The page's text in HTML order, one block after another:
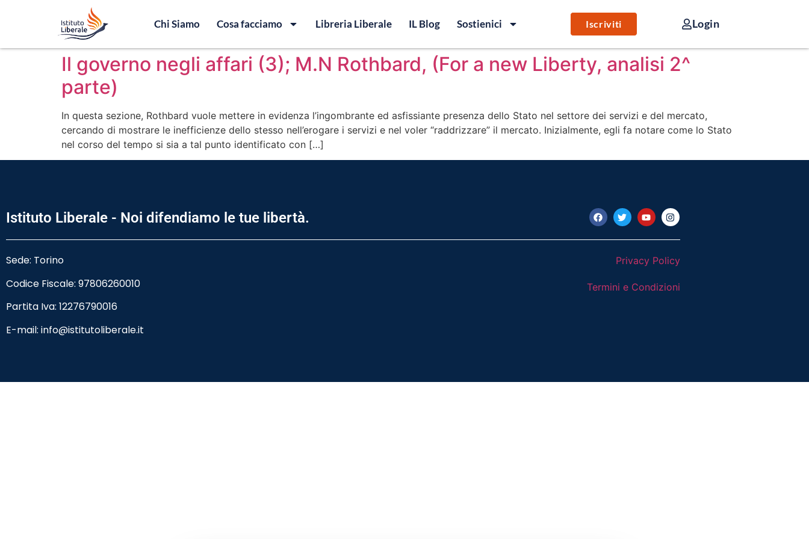
Chi Siamo Cosa facciamo Libreria Liberale IL Blog Sostienici Iscriviti Login
Il governo negli affari (3); M.N Rothbard, (For a new Liberty, analisi 2^
parte)
In questa sezione, Rothbard vuole mettere in evidenza l’ingombrante ed asfissiante presenza dello Stato nel settore dei servizi e del mercato,
cercando di mostrare le inefficienze dello stesso nell’erogare i servizi e nel voler “raddrizzare” il mercato. Inizialmente, egli fa notare come lo Stato
nel corso del tempo si sia a tal punto identificato con […]
Istituto Liberale - Noi difendiamo le tue libertà.
Sede: Torino
Codice Fiscale: 97806260010
Partita Iva: 12276790016
E-mail: info@istitutoliberale.it
Privacy Policy
Termini e Condizioni